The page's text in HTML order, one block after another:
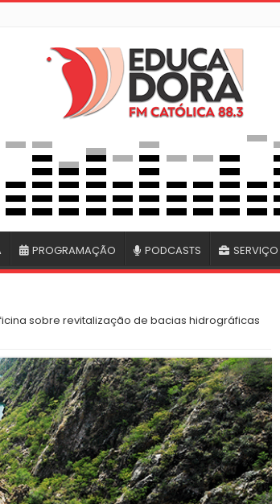
PROGRAMAÇÃO PODCASTS SERVIÇO
sobre revitalização de bacias hidrográficas